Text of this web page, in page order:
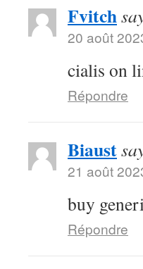
Fvitch
20 août
cialis on
Répondre
Biaust
21 août
buy
Répondre